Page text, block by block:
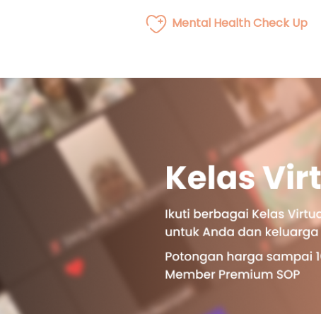
Mental Health Check Up